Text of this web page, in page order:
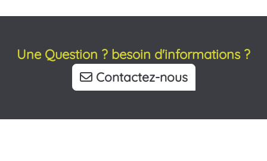
Une Question ? besoin d'informations ?
Contactez-nous